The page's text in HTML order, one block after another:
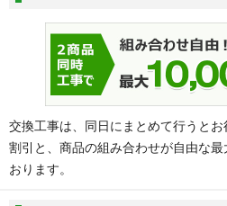
交換工事は、同日にまとめて行うと
割引と、商品の組み合わせが自由な
おります。